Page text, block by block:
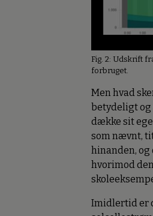
Fig. 2: Udskrift
forbruget.
Men hvad
betydeligt og
dække sit
som nævnt,
hinanden, og
hvorimod
Imidlertid er